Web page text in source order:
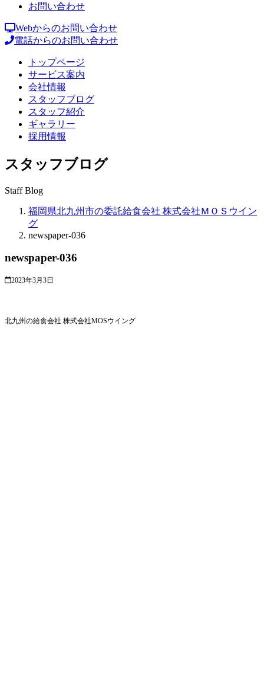
お問い合わせ
Webからのお問い合わせ
電話からのお問い合わせ
トップページ
サービス案内
会社情報
スタッフブログ
スタッフ紹介
ギャラリー
採用情報
スタッフブログ
Staff Blog
福岡県北九州市の委託給食会社 株式会社ＭＯＳウイン
グ
newspaper-036
newspaper-036
2023年3月3日
北九州の給食会社 株式会社MOSウイング